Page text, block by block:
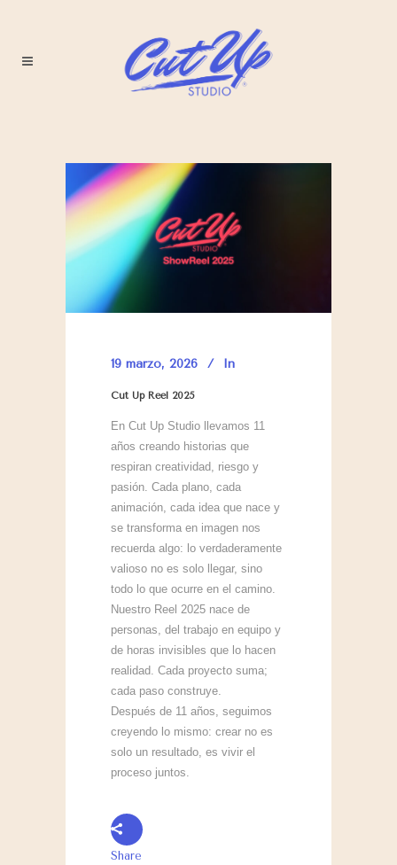
19 marzo, 2026 In
Cut Up Reel 2025
En Cut Up Studio llevamos 11
años creando historias que
respiran creatividad, riesgo y
pasión. Cada plano, cada
animación, cada idea que nace y
se transforma en imagen nos
recuerda algo: lo verdaderamente
valioso no es solo llegar, sino
todo lo que ocurre en el camino.
Nuestro Reel 2025 nace de
personas, del trabajo en equipo y
de horas invisibles que lo hacen
realidad. Cada proyecto suma;
cada paso construye.
Después de 11 años, seguimos
creyendo lo mismo: crear no es
solo un resultado, es vivir el
proceso juntos.
Share